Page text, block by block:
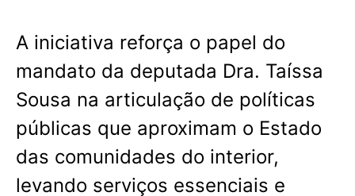
A iniciativa reforça o papel do
mandato da deputada Dra. Taíssa
Sousa na articulação de políticas
públicas que aproximam o Estado
das comunidades do interior,
levando serviços essenciais e